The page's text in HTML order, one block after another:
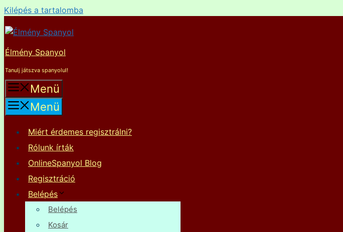
Kilépés a tartalomba
Élmény Spanyol
Tanulj játszva spanyolul!
Menü
Menü
Miért érdemes regisztrálni?
Rólunk írták
OnlineSpanyol Blog
Regisztráció
Belépés
Belépés
Kosár